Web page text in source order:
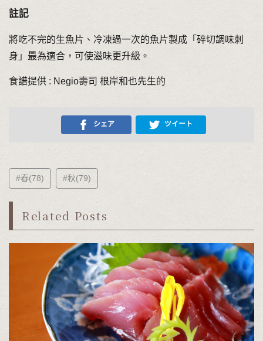
註記
將吃不完的生魚片、冷凍過一次的魚片製成「碎切調味刺
身」最為適合，可使滋味更升級。
食譜提供 : Negio壽司 根岸和也先生的
シェア ツイート
#春(78) #秋(79)
Related Posts